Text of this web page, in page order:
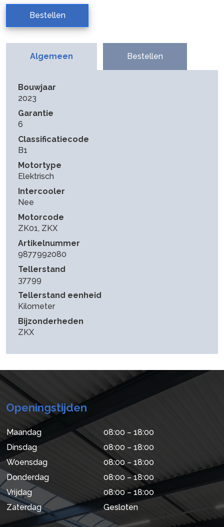
Bestellen
Algemeen Bestellen
Bouwjaar
2023
Garantie
6
Classificatiecode
B1
Motortype
Elektrisch
Intercooler
Nee
Motorcode
ZK01, ZKX
Artikelnummer
9877992080
Tellerstand
37799
Tellerstand eenheid
Kilometer
Bijzonderheden
ZKX
Openingstijden
Maandag
08:00 – 18:00
Dinsdag
08:00 – 18:00
Woensdag
08:00 – 18:00
Donderdag
08:00 – 18:00
Vrijdag
08:00 – 18:00
Zaterdag
Gesloten